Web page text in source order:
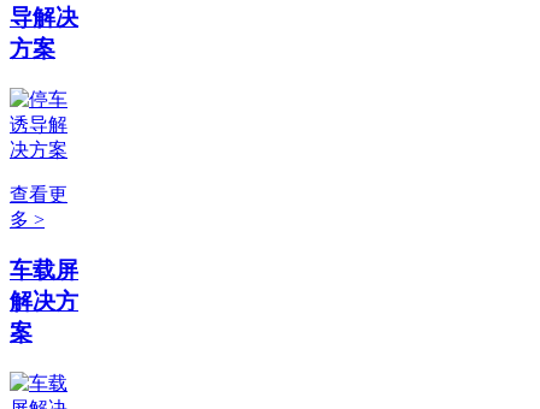
导解决
方案
查看更
多 >
车载屏
解决方
案